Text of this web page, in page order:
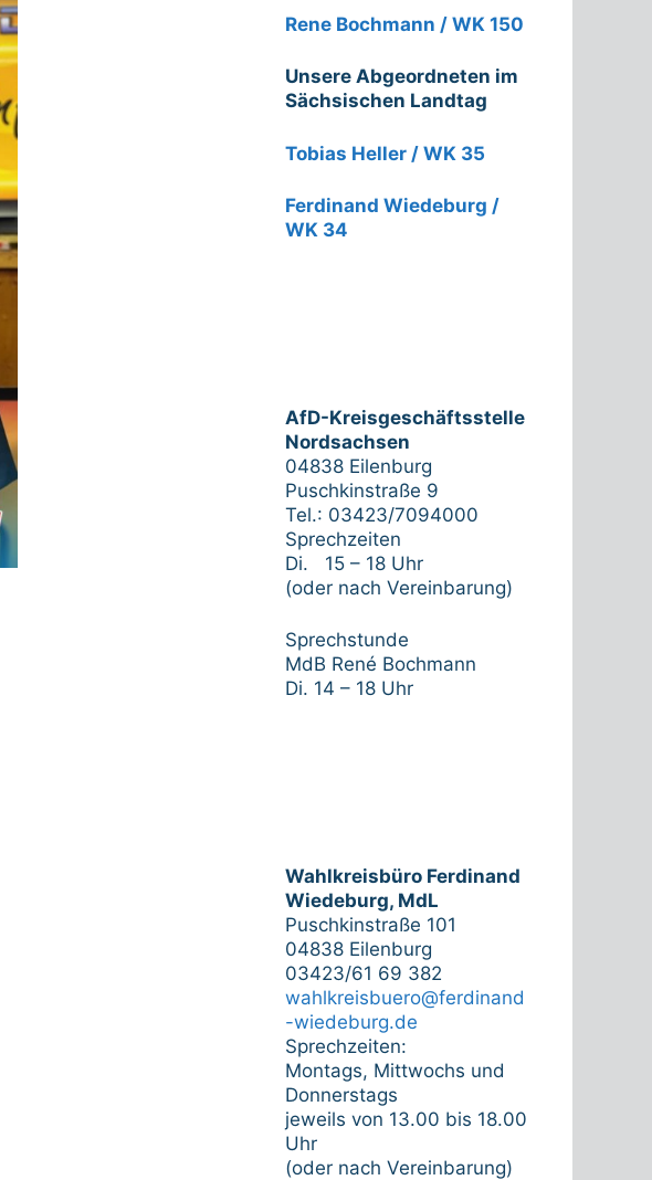
Rene Bochmann / WK 150
Unsere Abgeordneten im
Sächsischen Landtag
Tobias Heller / WK 35
Ferdinand Wiedeburg /
WK 34
AfD-Kreisgeschäftsstelle
Nordsachsen
04838 Eilenburg
Puschkinstraße 9
Tel.: 03423/7094000
Sprechzeiten
Di. 15 – 18 Uhr
(oder nach Vereinbarung)
Sprechstunde
MdB René Bochmann
Di. 14 – 18 Uhr
Wahlkreisbüro Ferdinand
Wiedeburg, MdL
Puschkinstraße 101
04838 Eilenburg
03423/61 69 382
wahlkreisbuero@ferdinand
-wiedeburg.de
Sprechzeiten:
Montags, Mittwochs und
Donnerstags
jeweils von 13.00 bis 18.00
Uhr
(oder nach Vereinbarung)